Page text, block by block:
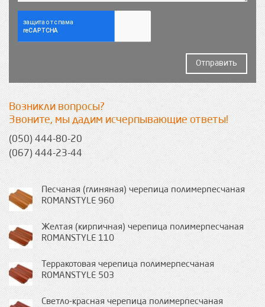
Песчаная (глиняная) черепица полимерпесчаная
ROMANSTYLE 960
Желтая (кирпичная) черепица полимерпесчаная
ROMANSTYLE 110
Терракотовая черепица полимерпесчаная
ROMANSTYLE 503
Светло-красная черепица полимерпесчаная
Отправить
Возникли вопросы?
Звоните, мы дадим исчерпывающие ответы!
(050) 444-80-20
(067) 444-23-44